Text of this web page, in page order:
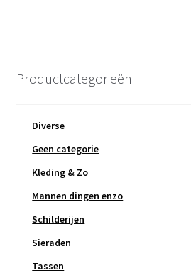
Productcategorieën
Diverse
Geen categorie
Kleding & Zo
Mannen dingen enzo
Schilderijen
Sieraden
Tassen